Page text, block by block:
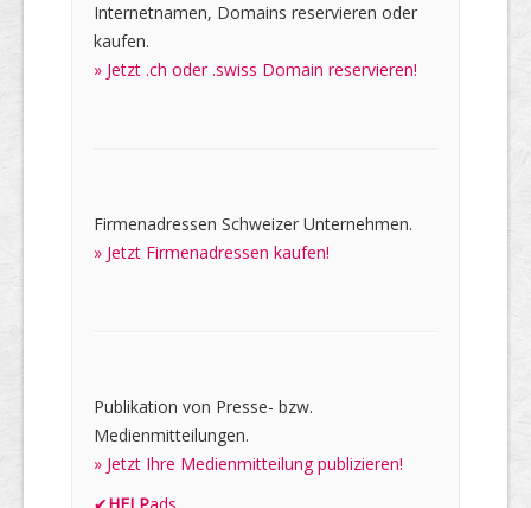
Internetnamen, Domains reservieren oder
kaufen.
» Jetzt .ch oder .swiss Domain reservieren!
Firmenadressen Schweizer Unternehmen.
» Jetzt Firmenadressen kaufen!
Publikation von Presse- bzw.
Medienmitteilungen.
» Jetzt Ihre Medienmitteilung publizieren!